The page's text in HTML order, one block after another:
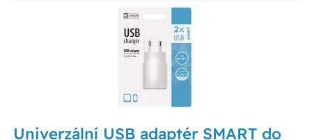
Univerzální USB adaptér SMART do